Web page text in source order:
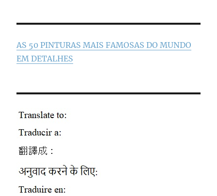
AS 50 PINTURAS MAIS FAMOSAS DO MUNDO
EM DETALHES